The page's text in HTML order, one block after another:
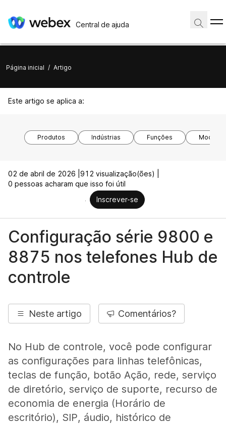
Central de ajuda
Página inicial / Artigo
Este artigo se aplica a:
Produtos Indústrias Funções
02 de abril de 2026 | 912 visualização(ões) |
0 pessoas acharam que isso foi útil
Inscrever-se
Configuração série 9800 e
8875 nos telefones Hub de
controle
Neste artigo Comentários?
No Hub de controle, você pode configurar
as configurações para linhas telefônicas,
teclas de função, botão Ação, rede, serviço
de diretório, serviço de suporte, recurso de
economia de energia (Horário de
escritório), SIP, áudio, histórico de